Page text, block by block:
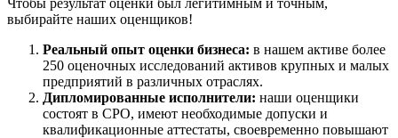
выбирайте наших оценщиков!
Реальный опыт оценки бизнеса: в нашем активе более
250 оценочных исследований активов крупных и малых
предприятий в различных отраслях.
Дипломированные исполнители: наши оценщики
состоят в СРО, имеют необходимые допуски и
квалификационные аттестаты, своевременно повышают
Дубна
Дюртюли
Евпатория
Егорьевск
Екатеринбург